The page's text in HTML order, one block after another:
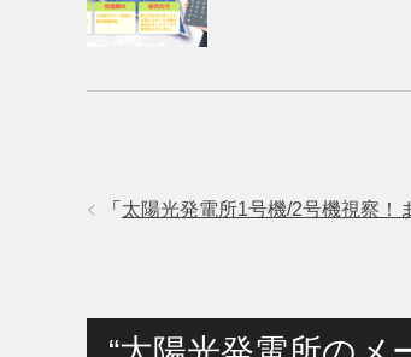
「 太陽光発電所1号機/2号機視察！